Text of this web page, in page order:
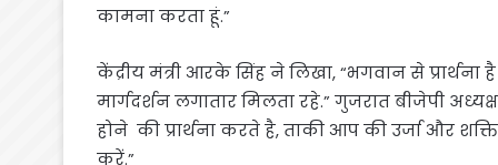
कामना करता हूं.”
केंद्रीय मंत्री आरके सिंह ने लिखा, “भगवान से
मार्गदर्शन लगातार मिलता रहे.” गुजरात बीजेपी
होने की प्रार्थना करते है, ताकी आप की उर्जा और
करें.”